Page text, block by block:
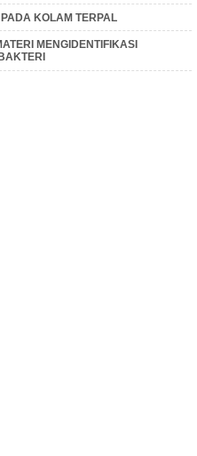
KOLAM TERPAL
MENGIDENTIFIKASI